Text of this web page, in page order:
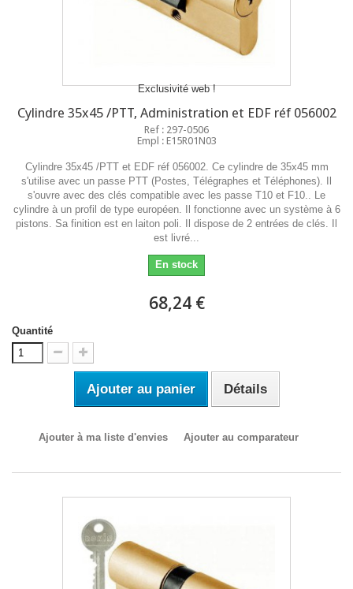
Exclusivité web !
Cylindre 35x45 /PTT, Administration et EDF réf 056002
Ref : 297-0506
Empl : E15R01N03
Cylindre 35x45 /PTT et EDF réf 056002. Ce cylindre de 35x45 mm
s'utilise avec un passe PTT (Postes, Télégraphes et Téléphones). Il
s'ouvre avec des clés compatible avec les passe T10 et F10.. Le
cylindre à un profil de type européen. Il fonctionne avec un système à 6
pistons. Sa finition est en laiton poli. Il dispose de 2 entrées de clés. Il
est livré...
En stock
68,24 €
Quantité
Ajouter au panier Détails
Ajouter à ma liste d'envies Ajouter au comparateur